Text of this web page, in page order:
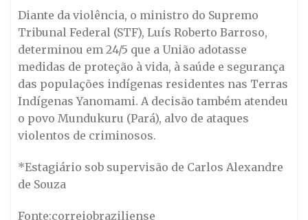
Diante da violência, o ministro do Supremo
Tribunal Federal (STF), Luís Roberto Barroso,
determinou em 24/5 que a União adotasse
medidas de proteção à vida, à saúde e segurança
das populações indígenas residentes nas Terras
Indígenas Yanomami. A decisão também atendeu
o povo Mundukuru (Pará), alvo de ataques
violentos de criminosos.
*Estagiário sob supervisão de Carlos Alexandre
de Souza
Fonte:correiobraziliense